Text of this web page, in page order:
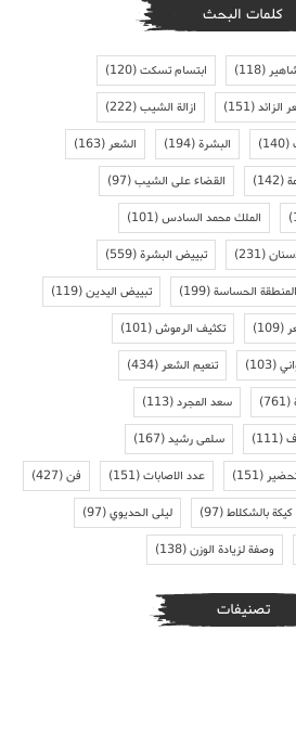
كلمات البحث
(118) ابتسام تسكت(120)
الزائد(151) ازالة الشيب(222)
(140) البشرة(194) الشعر(163)
(142) القضاء على الشيب(97)
الملك محمد السادس(101)
(231) تبييض البشرة(559)
الحساسة(199) تبييض اليدين(119)
(109) تكثيف الرموش(101)
(103) تنعيم الشعر(434)
(761) سعد المجرد(113)
(111) سلمى رشيد(167)
(151) عدد الاصابات(151) فن(427)
كيكة بالشكلاط(97) ليلى الحديوي(97)
وصفة لزيادة الوزن(138)
تصنيفات